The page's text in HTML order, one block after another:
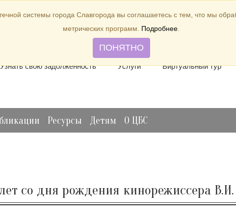
Отзывы и предложения
Узнать свою задолженность Услуги Виртуальный тур
Ресурсы Детям О ЦБС
со дня рождения кинорежиссера
системы города Славгорода вы соглашаетесь с тем, что мы
метрических программ. Подробнее
ПОНЯТНО